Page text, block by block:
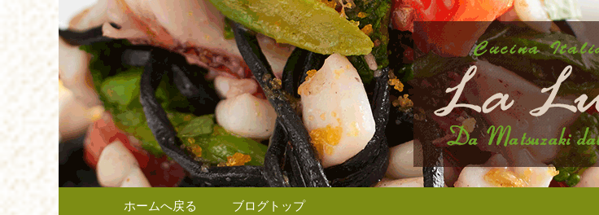
府中のイタリア料理
最新情報
府中市、国分寺、調布などから近いイタリア料理『
報や、新メニュー・限定メニューなどの最新情報、
広く当店の情報をお届けいたします。
コンテンツへ移動
ホームへ戻る ブログトップ